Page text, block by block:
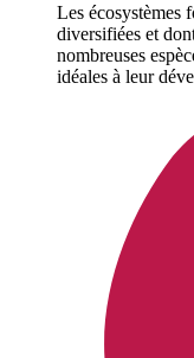
Les écosystèmes
diversifiées et
nombreuses
idéales à leur